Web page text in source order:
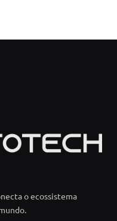
o ecossistema